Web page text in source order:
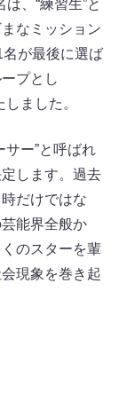
、“練習生”と
なミッション
が最後に選ば
プとし
ました。
サー”と呼ばれ
します。過去
だけではな
能界全般か
のスターを輩
現象を巻き起